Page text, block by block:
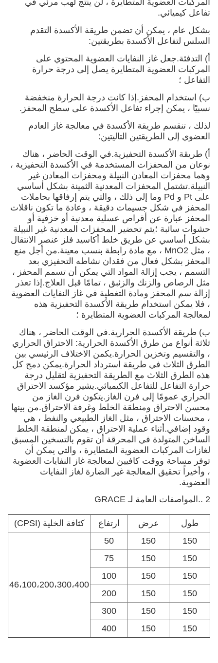
المركبات العضوية المتطايرة ، لن ينتج لهب مرئي في
تفاعل كيميائي.
بشكل عام ، يمكن أن تضمن طريقة الأكسدة التقدم
السلس لتفاعل الأكسدة بطريقتين:
أ) التدفئة.جعل غاز النفايات العضوية المحتوي على
المركبات العضوية المتطايرة يصل إلى درجة حرارة
التفاعل ؛
ب) استخدام المحفز.إذا كانت درجة الحرارة منخفضة
نسبيًا ، يمكن إجراء تفاعل الأكسدة على سطح المحفز.
لذلك ، تنقسم طريقة الأكسدة في معالجة غاز العادم
العضوي إلى الطريقتين التاليتين:
أ) طريقة الأكسدة التحفيزية.في الوقت الحاضر ، هناك
نوعان من المحفزات المستخدمة في الأكسدة التحفيزية ،
وهما محفزات المعادن النبيلة ومحفزات المعادن غير
النبيلة.تشتمل المحفزات المعدنية الثمينة بشكل أساسي
على Pt و Pd وما إلى ذلك ، والتي يتم إرفاقها بحاملات
المحفز في شكل جسيمات دقيقة ، وعادة ما تكون ناقلات
المحفز عبارة عن أقراص عسلية معدنية أو خزفية أو
حشوات سائبة ؛يتم تحضير المحفزات المعدنية غير النبيلة
بشكل أساسي عن طريق خلط أكاسيد فلز عنصر الانتقال
، مثل MnO2 ، مع مادة رابطة بنسب معينة.من أجل منع
المحفز بشكل فعال من فقدان نشاطه التحفيزي بعد
التسمم ، يجب إزالة المواد التي يمكن أن تسمم المحفز ،
مثل الرصاص والزنك والزئبق ، تمامًا قبل العلاج.إذا تعذر
إزالة سم المحفز ومادة التغطية في غاز النفايات العضوية
، فلا يمكن استخدام طريقة الأكسدة التحفيزية هذه
لمعالجة المركبات العضوية المتطايرة ؛
ب) طريقة الأكسدة الحرارية.في الوقت الحاضر ، هناك
ثلاثة أنواع من طرق الأكسدة الحرارية: الاحتراق الحراري
، والتقسيم وتخزين الحرارة.يكمن الاختلاف الرئيسي بين
الطرق الثلاث في طريقة استرداد الحرارة.يمكن دمج كل
هذه الطرق الثلاث مع الطريقة التحفيزية لتقليل درجة
حرارة التفاعل للتفاعل الكيميائي.يشير مؤكسد الاحتراق
الحراري عمومًا إلى فرن الغاز.يتكون فرن الغاز من
محسن الاحتراق ومنطقة الخلط وغرفة الاحتراق.من بينها
، محسنات الاحتراق ، مثل الغاز الطبيعي والنفط ، هي
وقود إضافي.أثناء عملية الاحتراق ، يمكن لمنطقة الخلط
الساخن المتولدة في المحرقة أن تقوم بالتسخين المسبق
لغازات المركبات العضوية المتطايرة ، والتي يمكن أن
توفر مساحة ووقت كافيين لمعالجة غاز النفايات العضوية
، وأخيراً تحقيق المعالجة غير الضارة لغاز النفايات
العضوية.
2 ..
المواصفات العامة لـ GRACE
طول عرض ارتفاع
كثافة الخلية (CPSI)
150
150
50
46،100،200،300،400
150
150
75
150
150
100
150
150
200
150
150
300
150
150
400